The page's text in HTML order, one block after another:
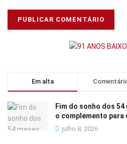
Em alta
Fim do sonho dos 54
o complemento para
julho 8, 2026